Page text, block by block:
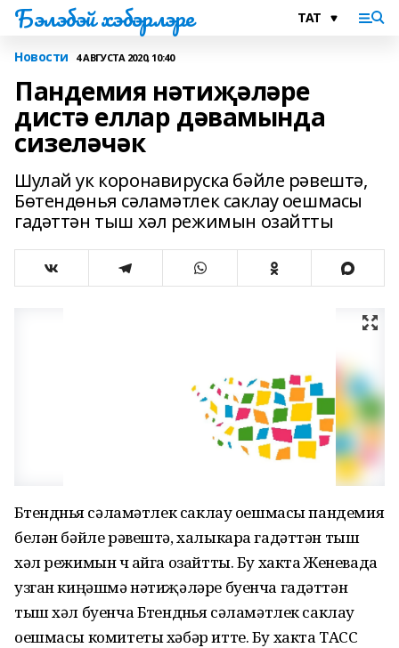
Бэлэбэй хэбэрлэре
Новости 4 АВГУСТА 2020, 10:40
Пандемия нәтиҗәләре
дистә еллар дәвамында
сизеләчәк
Шулай ук коронавируска бәйле рәвештә,
Бөтендөнья сәламәтлек саклау оешмасы
гадәттән тыш хәл режимын озайтты
Бөтендөнья сәламәтлек саклау оешмасы пандемия
белән бәйле рәвештә, халыкара гадәттән тыш
хәл режимын өч айга озайтты. Бу хакта Женевада
узган киңәшмә нәтиҗәләре буенча гадәттән
тыш хәл буенча Бөтендөнья сәламәтлек саклау
оешмасы комитеты хәбәр итте. Бу хакта ТАСС